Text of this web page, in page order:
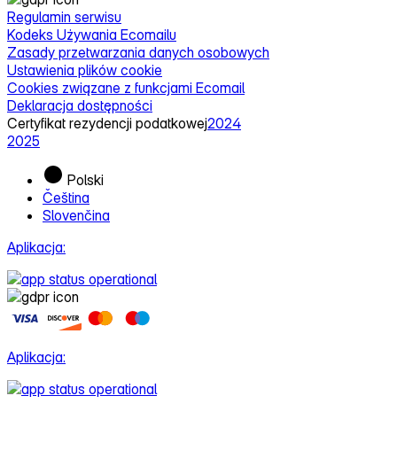
Regulamin serwisu
Kodeks Używania Ecomailu
Zasady przetwarzania danych osobowych
Ustawienia plików cookie
Cookies związane z funkcjami Ecomail
Deklaracja dostępności
Certyfikat rezydencji podatkowej2024
2025
Polski
Čeština
Slovenčina
Aplikacja:
Aplikacja: